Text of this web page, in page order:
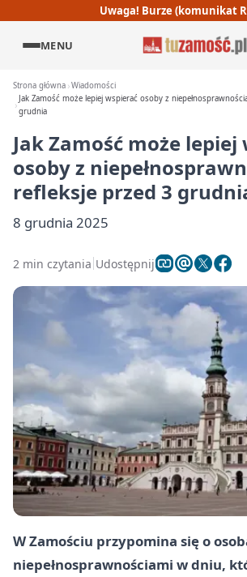
Uwaga! Burze (komunikat
MENU
Strona główna Wiadomości
Jak Zamość może lepiej wspierać osoby z
grudnia
Jak Zamość może lepiej
osoby z
refleksje przed 3
8 grudnia 2025
2 min czytania Udostępnij
W Zamościu przypomina się o
niepełnosprawnościami w dniu,